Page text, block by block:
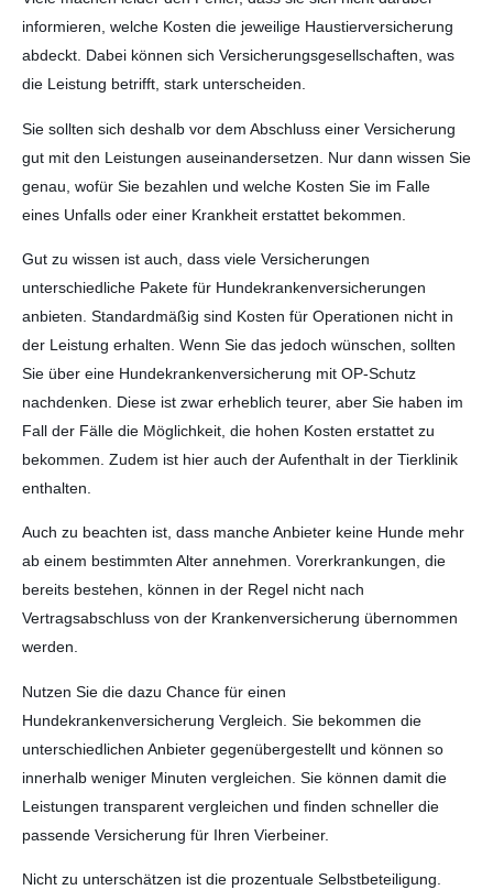
informieren, welche Kosten die jeweilige Haustierversicherung
abdeckt. Dabei können sich Versicherungsgesellschaften, was
die Leistung betrifft, stark unterscheiden.
Sie sollten sich deshalb vor dem Abschluss einer Versicherung
gut mit den Leistungen auseinandersetzen. Nur dann wissen Sie
genau, wofür Sie bezahlen und welche Kosten Sie im Falle
eines Unfalls oder einer Krankheit erstattet bekommen.
Gut zu wissen ist auch, dass viele Versicherungen
unterschiedliche Pakete für Hundekrankenversicherungen
anbieten. Standardmäßig sind Kosten für Operationen nicht in
der Leistung erhalten. Wenn Sie das jedoch wünschen, sollten
Sie über eine Hundekrankenversicherung mit OP-Schutz
nachdenken. Diese ist zwar erheblich teurer, aber Sie haben im
Fall der Fälle die Möglichkeit, die hohen Kosten erstattet zu
bekommen. Zudem ist hier auch der Aufenthalt in der Tierklinik
enthalten.
Auch zu beachten ist, dass manche Anbieter keine Hunde mehr
ab einem bestimmten Alter annehmen. Vorerkrankungen, die
bereits bestehen, können in der Regel nicht nach
Vertragsabschluss von der Krankenversicherung übernommen
werden.
Nutzen Sie die dazu Chance für einen
Hundekrankenversicherung Vergleich. Sie bekommen die
unterschiedlichen Anbieter gegenübergestellt und können so
innerhalb weniger Minuten vergleichen. Sie können damit die
Leistungen transparent vergleichen und finden schneller die
passende Versicherung für Ihren Vierbeiner.
Nicht zu unterschätzen ist die prozentuale Selbstbeteiligung.